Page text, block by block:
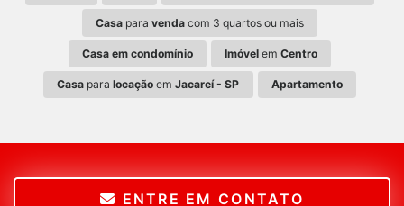
Casa para venda com 3 quartos ou mais
Casa em condomínio Imóvel emCentro
Casa paralocação emJacareí - SP Apartamento
ENTRE EM CONTATO